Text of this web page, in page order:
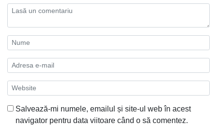
Salvează-mi numele, emailul și site-ul web în acest
navigator pentru data viitoare când o să comentez.